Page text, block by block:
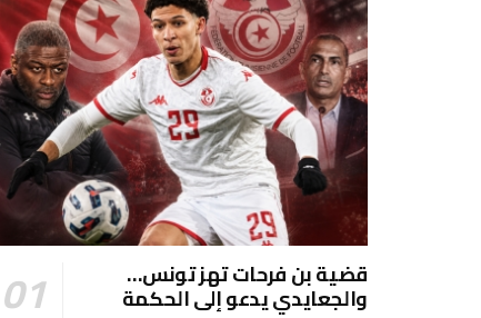
قضية بن فرحات تهز تونس…
والجعايدي يدعو إلى الحكمة